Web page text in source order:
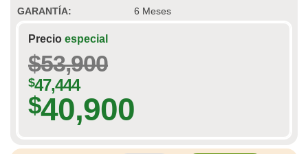
GARANTÍA:
6 Meses
Precio especial
$53,900
$47,444
$40,900